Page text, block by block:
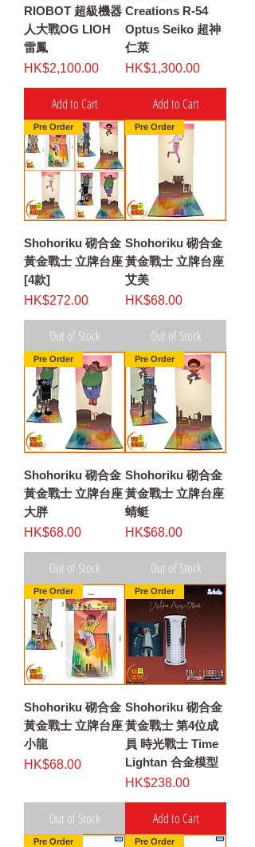
RIOBOT 超級機器
人大戰OG LIOH
雷鳳
Price
HK$2,100.00
Add to Cart
Creations R-54
Optus Seiko 超神
仁萊
Price
HK$1,300.00
Add to Cart
Pre Order
Shohoriku 砌合金
黃金戰士 立牌台座
[4款]
Price
HK$272.00
Out of Stock
Pre Order
Shohoriku 砌合金
黃金戰士 立牌台座
艾美
Price
HK$68.00
Out of Stock
Pre Order
Shohoriku 砌合金
黃金戰士 立牌台座
大胖
Price
HK$68.00
Out of Stock
Pre Order
Shohoriku 砌合金
黃金戰士 立牌台座
蜻蜓
Price
HK$68.00
Out of Stock
Pre Order
Shohoriku 砌合金
黃金戰士 立牌台座
小龍
Price
HK$68.00
Out of Stock
Pre Order
Shohoriku 砌合金
黃金戰士 第4位成
員 時光戰士 Time
Lightan 合金模型
Price
HK$238.00
Add to Cart
Pre Order Pre Order